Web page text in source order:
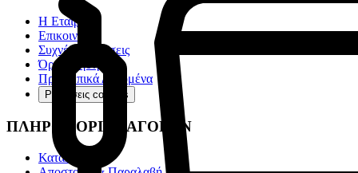
Η Εταιρία
Επικοινωνία
Συχνές ερωτήσεις
Όροι χρήσης
Προσωπικά Δεδομένα
Ρυθμίσεις cookies
ΠΛΗΡΟΦΟΡΙΕΣ ΑΓΟΡΩΝ
Κατάλογοι